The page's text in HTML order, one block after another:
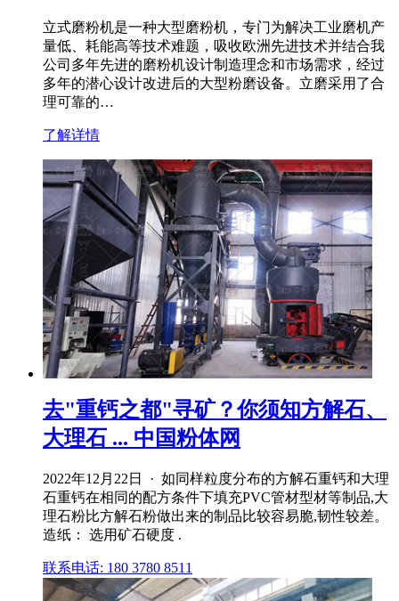
立式磨粉机是一种大型磨粉机，专门为解决工业磨机产
量低、耗能高等技术难题，吸收欧洲先进技术并结合我
公司多年先进的磨粉机设计制造理念和市场需求，经过
多年的潜心设计改进后的大型粉磨设备。立磨采用了合
理可靠的…
了解详情
去"重钙之都"寻矿？你须知方解石、
大理石 ... 中国粉体网
2022年12月22日 · 如同样粒度分布的方解石重钙和大理
石重钙在相同的配方条件下填充PVC管材型材等制品,大
理石粉比方解石粉做出来的制品比较容易脆,韧性较差。
造纸： 选用矿石硬度 .
联系电话: 180 3780 8511